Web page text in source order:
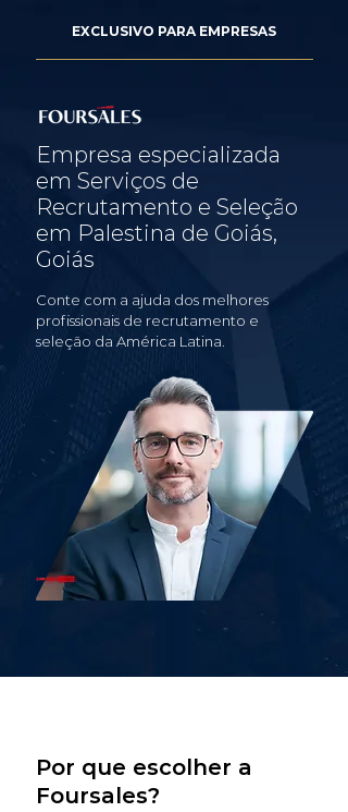
EXCLUSIVO PARA EMPRESAS
Empresa especializada
em Serviços de
Recrutamento e Seleção
em Palestina de Goiás,
Goiás
Conte com a ajuda dos melhores
profissionais de recrutamento e
seleção da América Latina.
Por que escolher a
Foursales?